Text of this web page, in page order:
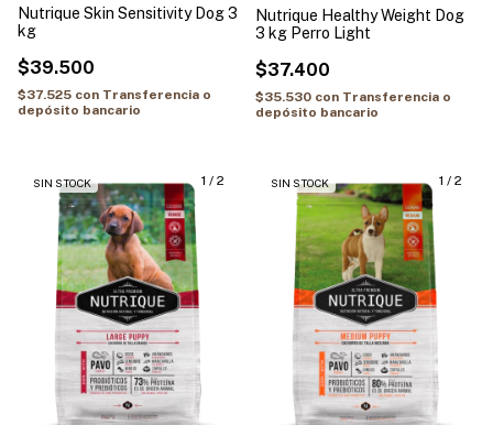
Nutrique Skin Sensitivity Dog 3
kg
$39.500
$37.525 con Transferencia o
depósito bancario
Nutrique Healthy Weight Dog
3 kg Perro Light
$37.400
$35.530 con Transferencia o
depósito bancario
1 / 2
SIN STOCK 1 / 2
SIN STOCK